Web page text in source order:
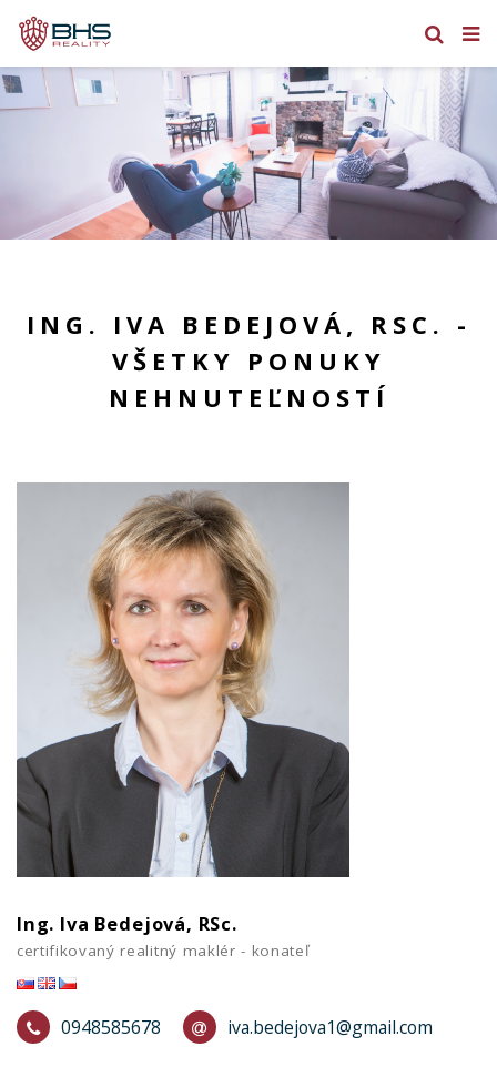
ING. IVA BEDEJOVÁ, RSC. -
VŠETKY PONUKY
NEHNUTEĽNOSTÍ
Ing. Iva Bedejová, RSc.
certifikovaný realitný maklér - konateľ
0948585678 iva.bedejova1@gmail.com